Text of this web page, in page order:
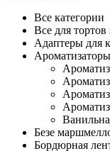
Все категории
Все для
Адаптеры для
Безе
Бордюрная